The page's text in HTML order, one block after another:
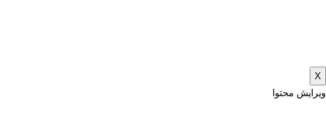
X
ویرایش محتوا